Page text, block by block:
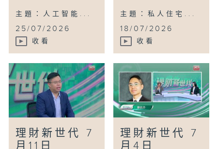
主題：人工智能...
25/07/2026
收看
主題：私人住宅...
18/07/2026
收看
理財新世代 7
月11日
理財新世代 7
月4日